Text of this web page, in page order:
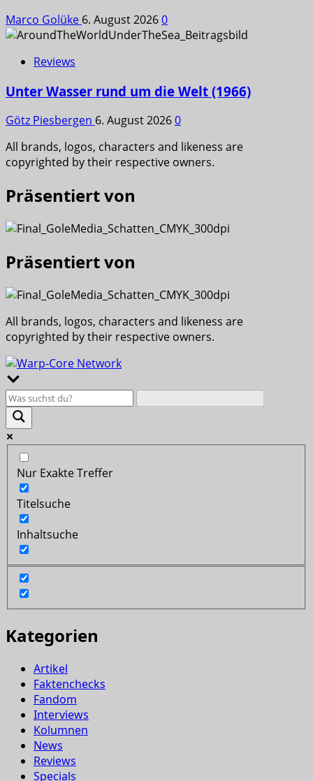
Marco Golüke 6. August 20260
Reviews
Unter Wasser rund um die Welt (1966)
Götz Piesbergen 6. August 20260
All brands, logos, characters and likeness are
copyrighted by their respective owners.
Präsentiert von
Präsentiert von
All brands, logos, characters and likeness are
copyrighted by their respective owners.
Nur Exakte Treffer
Titelsuche
Inhaltsuche
Kategorien
Artikel
Faktenchecks
Fandom
Interviews
Kolumnen
News
Reviews
Specials